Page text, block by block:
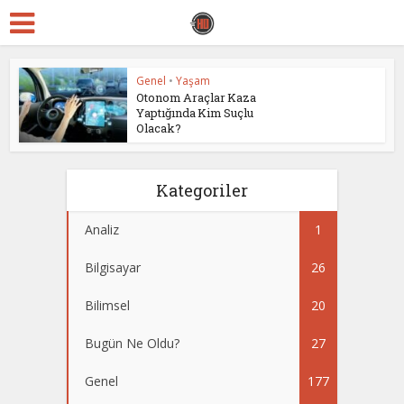
Genel • Yaşam
Otonom Araçlar Kaza
Yaptığında Kim Suçlu
Olacak?
Kategoriler
Analiz 1
Bilgisayar 26
Bilimsel 20
Bugün Ne Oldu? 27
Genel 177